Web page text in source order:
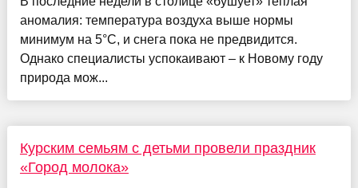
аномалия: температура воздуха выше нормы
минимум на 5°C, и снега пока не предвидится.
Однако специалисты успокаивают – к Новому году
природа мож...
Курским семьям с детьми провели праздник
«Город молока»